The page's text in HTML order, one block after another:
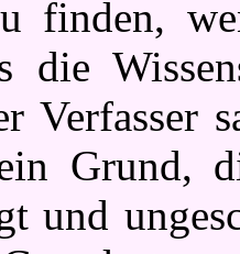
finden,
die
Verfasser
Grund,
und